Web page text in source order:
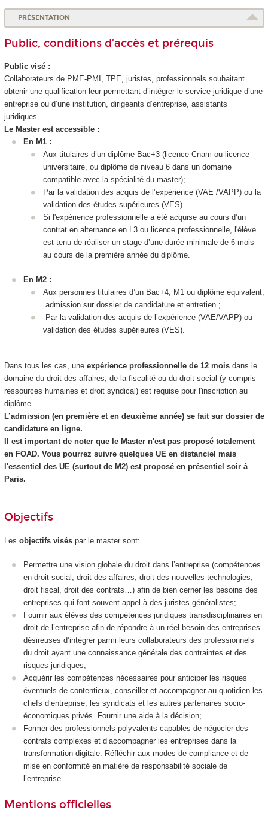
PRÉSENTATION
Public, conditions d’accès et prérequis
Public visé :
Collaborateurs de PME-PMI, TPE, juristes, professionnels souhaitant
obtenir une qualification leur permettant d’intégrer le service juridique d’une
entreprise ou d’une institution, dirigeants d’entreprise, assistants
juridiques.
Le Master est accessible :
En M1 :
Aux titulaires d’un diplôme Bac+3 (licence Cnam ou licence
universitaire, ou diplôme de niveau 6dans un domaine
compatible avec la spécialité du master);
Par la validation des acquis de l’expérience (VAE /VAPP) ou la
validation des études supérieures (VES).
Si l'expérience professionnelle a été acquise au cours d’un
contrat en alternanceen L3 ou licence professionnelle, l'élève
est tenu de réaliser un stage d’une durée minimale de 6 mois
au cours de la première année du diplôme.
En M2 :
Aux personnes titulaires d’un Bac+4, M1 ou diplôme équivalent;
admission sur dossier de candidature et entretien ;
Par la validation des acquis de l’expérience (VAE/VAPP) ou
validation des études supérieures (VES).
Dans tous les cas, une expérience professionnelle de 12 mois dans le
domaine du droit des affaires, de la fiscalité ou du droit social (y compris
ressources humaines et droit syndical) est requise pour l'inscription au
diplôme.
L’admission (en première et en deuxième année) se fait sur dossier de
candidature en ligne.
Il est important de noter que le Master n'est pas proposé totalement
en FOAD. Vous pourrez suivre quelques UE en distanciel mais
l'essentiel des UE (surtout de M2) est proposé en présentiel soir à
Paris.
Objectifs
Les objectifs viséspar le master sont:
Permettre une vision globale du droit dans l’entreprise (compétences
en droit social, droit des affaires, droit des nouvelles technologies,
droit fiscal, droit des contrats…) afin de bien cerner les besoins des
entreprises qui font souvent appel à des juristes généralistes;
Fournir aux élèves des compétences juridiques transdisciplinaires en
droit de l’entreprise afin de répondre à un réel besoin des entreprises
désireuses d’intégrer parmi leurs collaborateurs des professionnels
du droit ayant une connaissance générale des contraintes et des
risques juridiques;
Acquérir les compétences nécessaires pour anticiper les risques
éventuels de contentieux, conseiller et accompagner au quotidien les
chefs d’entreprise, les syndicats et les autres partenaires socio-
économiques privés. Fournir une aide à la décision;
Former des professionnels polyvalents capables de négocier des
contrats complexes et d’accompagner les entreprises dans la
transformation digitale. Réfléchir aux modes de compliance et de
mise en conformité en matière de responsabilité sociale de
l’entreprise.
Mentions officielles